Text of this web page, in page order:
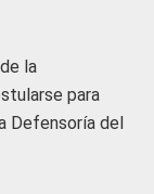
la
para
Defensoría del